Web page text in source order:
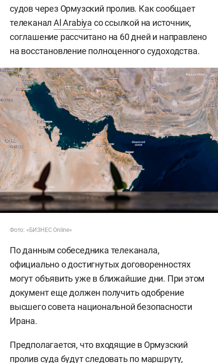
судов через Ормузский пролив. Как сообщает
телеканалAl Arabiya со ссылкой на источник,
соглашение рассчитано на 60 дней и направлено
на восстановление полноценного судоходства.
Фото: «БИЗНЕС Online»
По данным собеседника телеканала,
официально о достигнутых договоренностях
могут объявить уже в ближайшие дни. При этом
документ еще должен получить одобрение
высшего совета национальной безопасности
Ирана.
Предполагается, что входящие в Ормузский
пролив суда будут следовать по маршруту,